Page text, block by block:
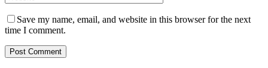
Save my name, email, and website in this browser for the next
time I comment.